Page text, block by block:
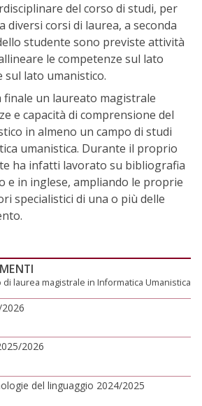
del corso di studi, per
diversi corsi di laurea, a seconda
studente sono previste attività
le competenze sul lato
lato umanistico.
un laureato magistrale
e capacità di comprensione del
in almeno un campo di studi
umanistica. Durante il proprio
ha infatti lavorato su bibliografia
e in inglese, ampliando le proprie
specialistici di una o più delle
di laurea magistrale in Informatica Umanistica
2026
del linguaggio 2024/2025